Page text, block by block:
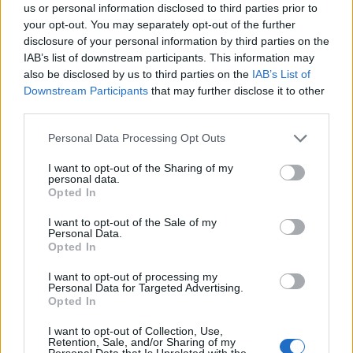
us or personal information disclosed to third parties prior to
your opt-out. You may separately opt-out of the further
disclosure of your personal information by third parties on the
IAB’s list of downstream participants. This information may
also be disclosed by us to third parties on the IAB’s List of
Downstream Participants that may further disclose it to other
Personal Data Processing Opt Outs
I want to opt-out of the Sharing of my
personal data.
Opted In
I want to opt-out of the Sale of my
Personal Data.
Opted In
I want to opt-out of processing my
Personal Data for Targeted Advertising.
Opted In
I want to opt-out of Collection, Use,
Retention, Sale, and/or Sharing of my
ÚLTIMES NOTÍCIES
Amposta recupera les Cases del Castell
i culmina un projecte estratègic que
vincula patrimoni, turisme i
gastronomia
Els vestits de paper guanyen força
40 peces a concurs
“L’eclipsi serà una oportunitat també
31 de juliol de 2026
Blaumut lidera el cartell musical de les
Festes